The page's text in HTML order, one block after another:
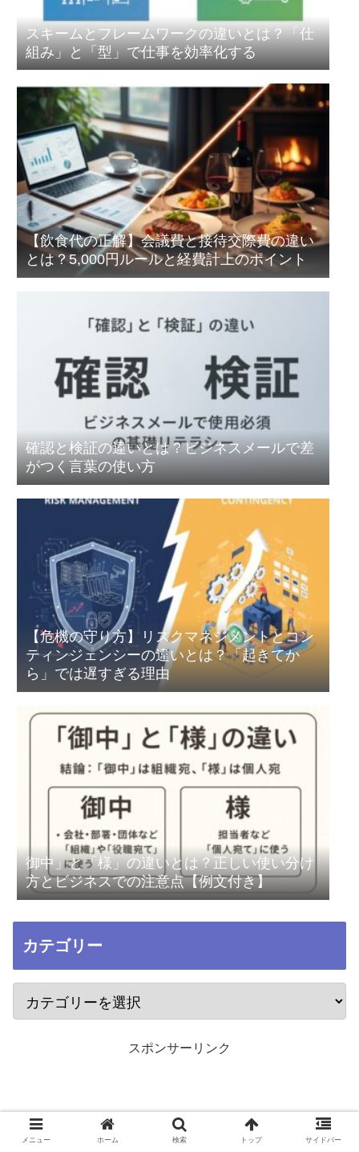
スキームとフレームワークの違いとは？「仕
組み」と「型」で仕事を効率化する
【飲食代の正解】会議費と接待交際費の違い
とは？5,000円ルールと経費計上のポイント
確認と検証の違いとは？ビジネスメールで差
がつく言葉の使い方
【危機の守り方】リスクマネジメントとコン
ティンジェンシーの違いとは？「起きてか
ら」では遅すぎる理由
御中」と「様」の違いとは？正しい使い分け
方とビジネスでの注意点【例文付き】
カテゴリー
スポンサーリンク
メニュー ホーム 検索 トップ サイドバー